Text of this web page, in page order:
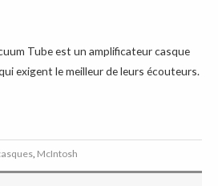
Tube est un amplificateur casque
exigent le meilleur de leurs écouteurs.
McIntosh